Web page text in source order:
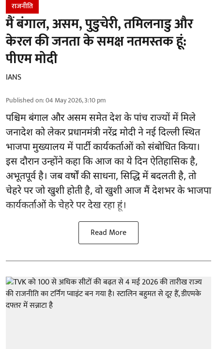
राजनीति
मैं बंगाल, असम, पुडुचेरी, तमिलनाडु और
केरल की जनता के समक्ष नतमस्तक हूं:
पीएम मोदी
IANS
Published on:04 May 2026, 3:10 pm
पश्चिम बंगाल और असम समेत देश के पांच राज्यों में मिले
जनादेश को लेकर प्रधानमंत्री नरेंद्र मोदी ने नई दिल्ली स्थित
भाजपा मुख्यालय में पार्टी कार्यकर्ताओं को संबोधित किया।
इस दौरान उन्होंने कहा कि आज का ये दिन ऐतिहासिक है,
अभूतपूर्व है। जब वर्षों की साधना, सिद्धि में बदलती है, तो
चेहरे पर जो खुशी होती है, वो खुशी आज मैं देशभर के भाजपा
कार्यकर्ताओं के चेहरे पर देख रहा हूं।
Read More